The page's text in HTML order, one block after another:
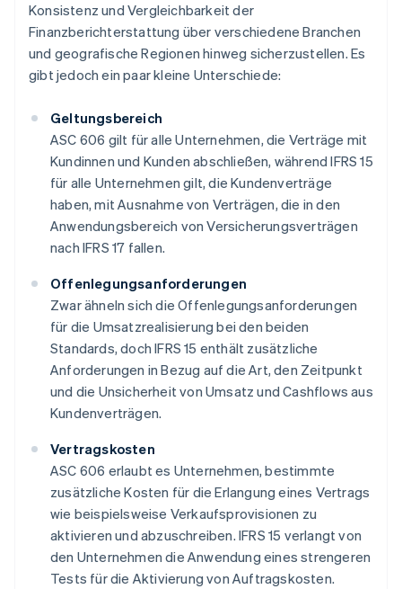
Konsistenz und Vergleichbarkeit der
Finanzberichterstattung über verschiedene Branchen
und geografische Regionen hinweg sicherzustellen. Es
gibt jedoch ein paar kleine Unterschiede:
Geltungsbereich
ASC 606 gilt für alle Unternehmen, die Verträge mit
Kundinnen und Kunden abschließen, während IFRS 15
für alle Unternehmen gilt, die Kundenverträge
haben, mit Ausnahme von Verträgen, die in den
Anwendungsbereich von Versicherungsverträgen
nach IFRS 17 fallen.
Offenlegungsanforderungen
Zwar ähneln sich die Offenlegungsanforderungen
für die Umsatzrealisierung bei den beiden
Standards, doch IFRS 15 enthält zusätzliche
Anforderungen in Bezug auf die Art, den Zeitpunkt
und die Unsicherheit von Umsatz und Cashflows aus
Kundenverträgen.
Vertragskosten
ASC 606 erlaubt es Unternehmen, bestimmte
zusätzliche Kosten für die Erlangung eines Vertrags
wie beispielsweise Verkaufsprovisionen zu
aktivieren und abzuschreiben. IFRS 15 verlangt von
den Unternehmen die Anwendung eines strengeren
Tests für die Aktivierung von Auftragskosten.